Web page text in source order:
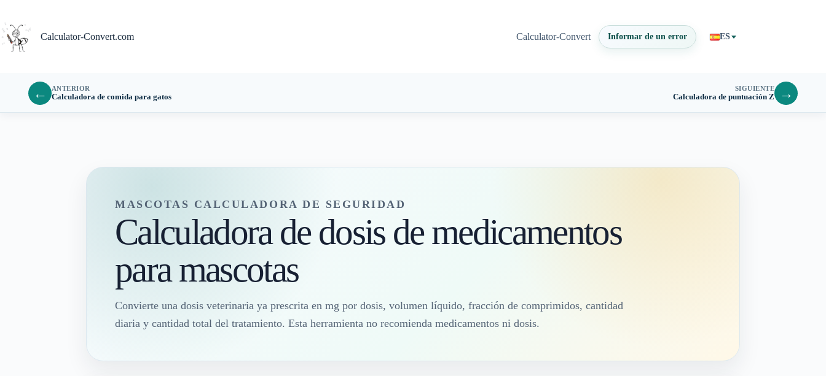
contenido
Calculator-Convert.com
Calculator-Convert Informar de un error ES
← ANTERIOR
Calculadora de comida para gatos
SIGUIENTE
Calculadora de puntuación Z →
MASCOTAS CALCULADORA DE SEGURIDAD
Calculadora de dosis de medicamentos
para mascotas
Convierte una dosis veterinaria ya prescrita en mg por dosis, volumen líquido, fracción de comprimidos, cantidad
diaria y cantidad total del tratamiento. Esta herramienta no recomienda medicamentos ni dosis.